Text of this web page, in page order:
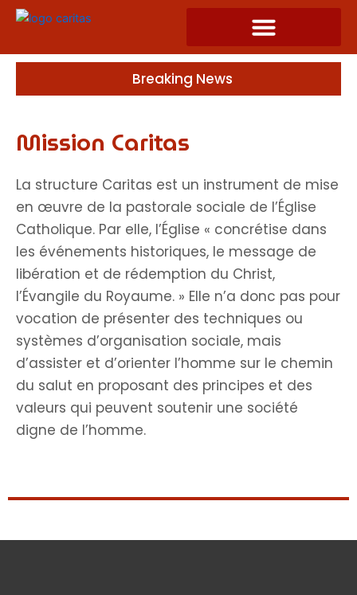
Skip
Breaking News
Mission Caritas
La structure Caritas est un instrument de mise
en œuvre de la pastorale sociale de l’Église
Catholique. Par elle, l’Église « concrétise dans
les événements historiques, le message de
libération et de rédemption du Christ,
l’Évangile du Royaume. » Elle n’a donc pas pour
vocation de présenter des techniques ou
systèmes d’organisation sociale, mais
d’assister et d’orienter l’homme sur le chemin
du salut en proposant des principes et des
valeurs qui peuvent soutenir une société
digne de l’homme.